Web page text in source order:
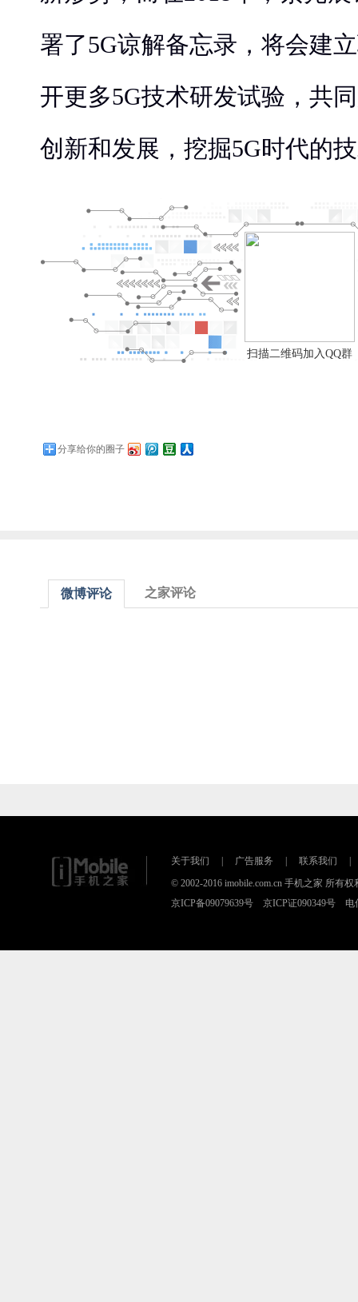
署了5G谅解备忘录，将会建
开更多5G技术研发试验，共
创新和发展，挖掘5G时代的
扫描二维码加入QQ群
分享给你的圈子
微博评论 之家评论
关于我们 广告服务 联系我们
© 2002-2016 imobile.com.cn 手机之家 所有
京ICP备09079639号 京ICP证090349号 电